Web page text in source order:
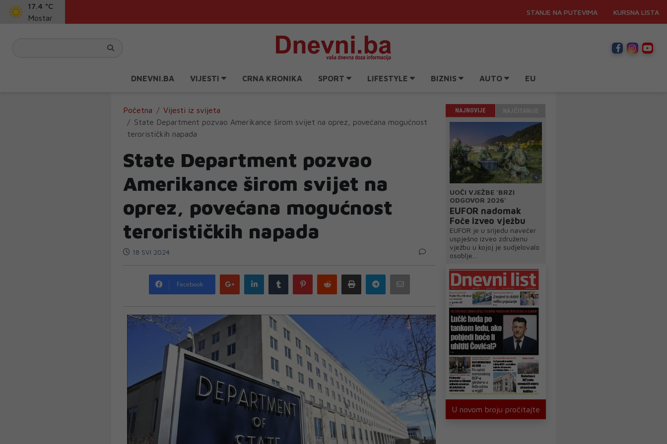
17.4 °C
Mostar
STANJE NA PUTEVIMA KURSNA LISTA
DNEVNI.BA VIJESTI CRNA KRONIKA SPORT LIFESTYLE BIZNIS AUTO EU
Početna
Vijesti iz svijeta
State Department pozvao Amerikance širom svijet na oprez, povećana mogućnost
terorističkih napada
State Department pozvao
Amerikance širom svijet na
oprez, povećana mogućnost
terorističkih napada
18 SVI 2024
Facebook
Google
plus
LinkedIn Tumblr PinterestReddit Print Telegram
NAJNOVIJE
UOČI VJEŽBE 'BRZI
ODGOVOR 2026'
EUFOR nadomak
Foče izveo vježbu
EUFOR je u srijedu navečer
uspješno izveo združenu
vježbu u kojoj je sudjelovalo
osoblje...
U novom broju pročitajte